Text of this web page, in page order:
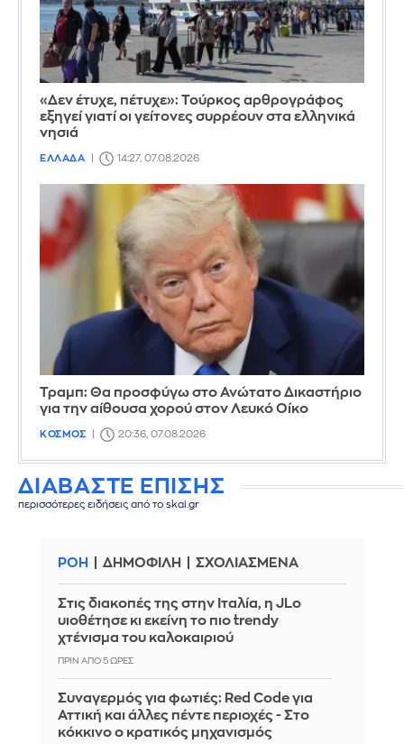
«Δεν έτυχε, πέτυχε»: Τούρκος αρθρογράφος
εξηγεί γιατί οι γείτονες συρρέουν στα ελληνικά
νησιά
ΕΛΛΑΔΑ 14:27, 07.08.2026
Τραμπ: Θα προσφύγω στο Ανώτατο Δικαστήριο
για την αίθουσα χορού στον Λευκό Οίκο
ΚΟΣΜΟΣ 20:36, 07.08.2026
ΔΙΑΒΑΣΤΕ ΕΠΙΣΗΣ
περισσότερες ειδήσεις από το skai.gr
ΡΟΗ ΔΗΜΟΦΙΛΗ ΣΧΟΛΙΑΣΜΕΝΑ
Στις διακοπές της στην Ιταλία, η JLo
υιοθέτησε κι εκείνη το πιο trendy
χτένισμα του καλοκαιριού
ΠΡΙΝ ΑΠΌ 5 ΏΡΕΣ
Συναγερμός για φωτιές: Red Code για
Αττική και άλλες πέντε περιοχές - Στο
κόκκινο ο κρατικός μηχανισμός